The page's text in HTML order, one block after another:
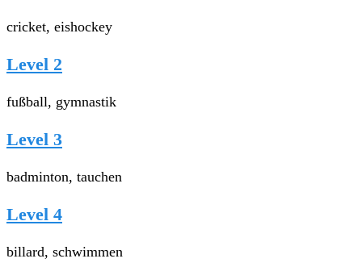
cricket, eishockey
Level 2
fußball, gymnastik
Level 3
badminton, tauchen
Level 4
billard, schwimmen